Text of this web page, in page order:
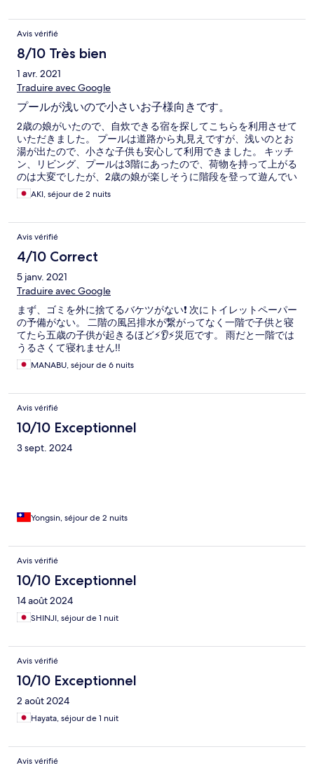
Avis vérifié
8/10 Très bien
1 avr. 2021
Traduire avec Google
プールが浅いので小さいお子様向きです。
2歳の娘がいたので、自炊できる宿を探してこちらを利用させて
いただきました。 プールは道路から丸見えですが、浅いのとお
湯が出たので、小さな子供も安心して利用できました。 キッチ
ン、リビング、プールは3階にあったので、荷物を持って上がる
のは大変でしたが、2歳の娘が楽しそうに階段を登って遊んでい
ました。 綺麗に清掃されており、 洗濯機、乾燥機もあったので
過ごしやすかったです。
AKI, séjour de 2 nuits
Avis vérifié
4/10 Correct
5 janv. 2021
Traduire avec Google
まず、ゴミを外に捨てるバケツがない❗ 次にトイレットペーパー
の予備がない。 二階の風呂排水が繋がってなく一階で子供と寝
てたら五歳の子供が起きるほど⚡👂⚡災厄です。 雨だと一階では
うるさくて寝れません‼️
MANABU, séjour de 6 nuits
Avis vérifié
10/10 Exceptionnel
3 sept. 2024
Yongsin, séjour de 2 nuits
Avis vérifié
10/10 Exceptionnel
14 août 2024
SHINJI, séjour de 1 nuit
Avis vérifié
10/10 Exceptionnel
2 août 2024
Hayata, séjour de 1 nuit
Avis vérifié